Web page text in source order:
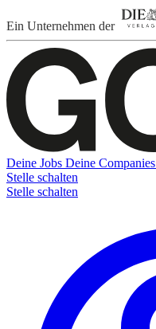
Ein Unternehmen der
Deine Jobs Deine Companies
Stelle schalten
Stelle schalten